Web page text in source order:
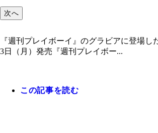
次へ
『週刊プレイボーイ』のグラビアに登場
3日（月）発売『週刊プレイボー...
この記事を読む